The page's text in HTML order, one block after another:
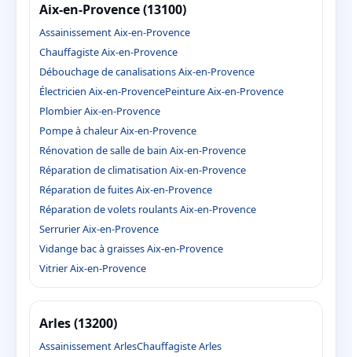
Aix-en-Provence (13100)
Assainissement Aix-en-Provence
Chauffagiste Aix-en-Provence
Débouchage de canalisations Aix-en-Provence
Électricien Aix-en-ProvencePeinture Aix-en-Provence
Plombier Aix-en-Provence
Pompe à chaleur Aix-en-Provence
Rénovation de salle de bain Aix-en-Provence
Réparation de climatisation Aix-en-Provence
Réparation de fuites Aix-en-Provence
Réparation de volets roulants Aix-en-Provence
Serrurier Aix-en-Provence
Vidange bac à graisses Aix-en-Provence
Vitrier Aix-en-Provence
Arles (13200)
Assainissement ArlesChauffagiste Arles